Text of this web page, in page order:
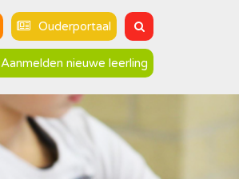
Ouderportaal
Aanmelden nieuwe leerling